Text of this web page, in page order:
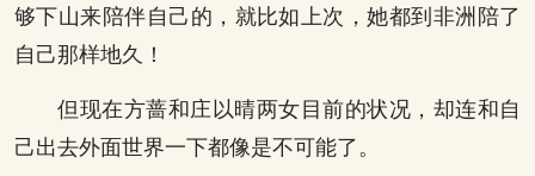
够下山来陪伴自己的，就比如上次，她都到非洲陪了
自己那样地久！
但现在方蔷和庄以晴两女目前的状况，却连和自
己出去外面世界一下都像是不可能了。